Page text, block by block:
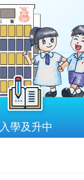
入學及升中